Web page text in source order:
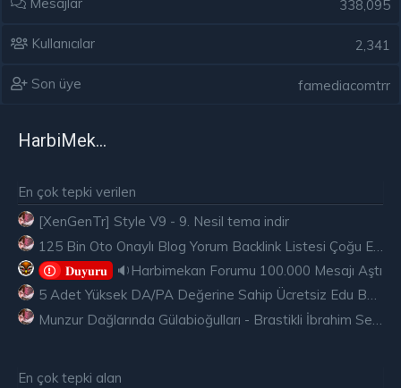
338,095
Kullanıcılar 2,341
Son üye famediacomtrr
HarbiMekân
En çok tepki verilen
[XenGenTr] Style V9 - 9. Nesil tema indir
𝐃𝐮𝐲𝐮𝐫𝐮
🔉Harbimekan Forumu 100.000 Mesajı Aştı
5 Adet Yüksek DA/PA Değerine Sahip Ücretsiz Edu Backlink
En çok tepki alan